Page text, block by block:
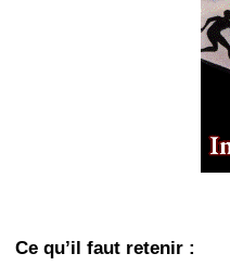
Ce qu’il faut retenir :